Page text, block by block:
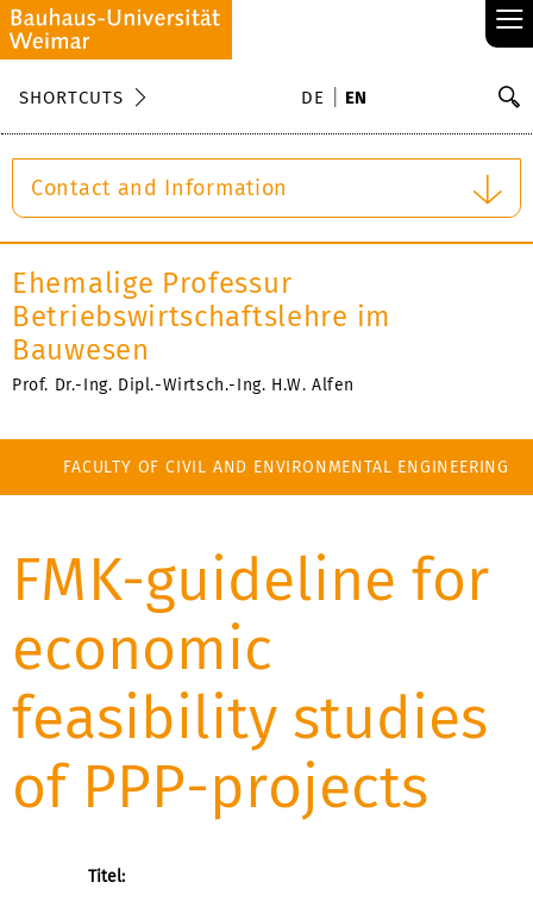
≡
SHORTCUTS DE EN
Contact and Information
Ehemalige Professur
Betriebswirtschaftslehre im
Bauwesen
Prof. Dr.-Ing. Dipl.-Wirtsch.-Ing. H.W. Alfen
FACULTY OF CIVIL AND ENVIRONMENTAL ENGINEERING
FMK-guideline for
economic
feasibility studies
of PPP-projects
Titel: